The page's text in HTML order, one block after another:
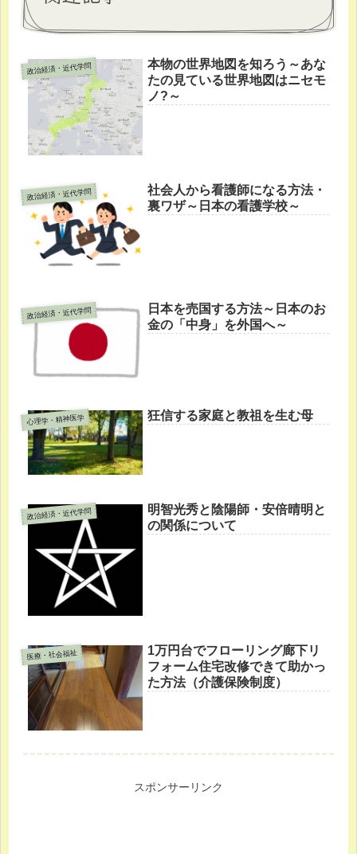
政治経済・近代学問
本物の世界地図を知ろう～あな
たの見ている世界地図はニセモ
ノ?～
政治経済・近代学問
社会人から看護師になる方法・
裏ワザ～日本の看護学校～
政治経済・近代学問
日本を売国する方法～日本のお
金の「中身」を外国へ～
心理学・精神医学 狂信する家庭と教祖を生む母
政治経済・近代学問
明智光秀と陰陽師・安倍晴明と
の関係について
医療・社会福祉
1万円台でフローリング廊下リ
フォーム住宅改修できて助かっ
た方法（介護保険制度）
スポンサーリンク